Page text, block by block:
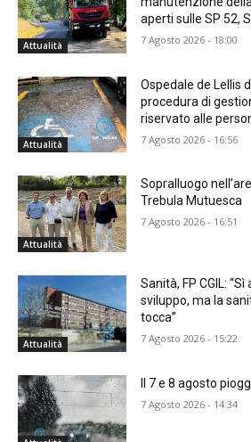
Attualità
aperti sulle SP 52,
7 Agosto 2026 - 18:00
Attualità
Ospedale de Lellis
procedura di
riservato alle
7 Agosto 2026 - 16:56
Attualità
Sopralluogo
Trebula Mutuesca
7 Agosto 2026 - 16:51
Attualità
Sanità, FP CGIL:
sviluppo, ma la
tocca”
7 Agosto 2026 - 15:22
Il 7 e 8 agosto
7 Agosto 2026 - 14:34